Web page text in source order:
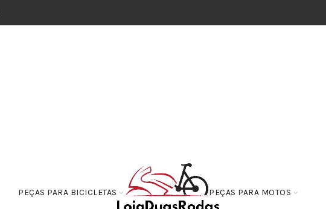
PEÇAS PARA BICICLETAS PEÇAS PARA MOTOS